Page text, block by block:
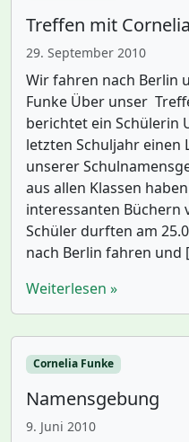
Treffen mit
29. September 2010
Wir fahren nach Berlin
Funke Über unser
berichtet ein Schülerin
letzten Schuljahr einen
unserer
aus allen Klassen
interessanten Büchern
Schüler durften am
nach Berlin fahren und
Weiterlesen »
Cornelia Funke
Namensgebung
9. Juni 2010